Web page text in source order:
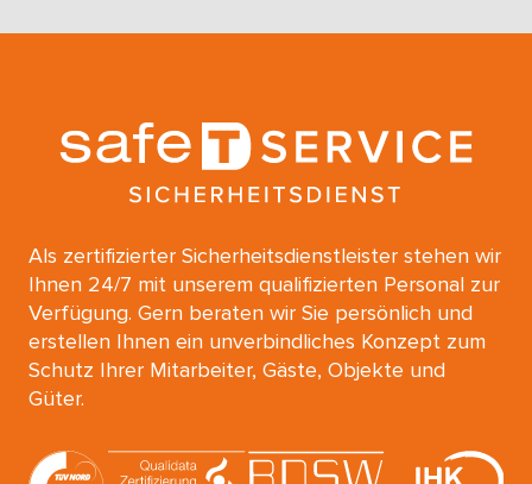
Als zertifizierter Sicherheitsdienstleister stehen wir
Ihnen 24/7 mit unserem qualifizierten Personal zur
Verfügung. Gern beraten wir Sie persönlich und
erstellen Ihnen ein unverbindliches Konzept zum
Schutz Ihrer Mitarbeiter, Gäste, Objekte und
Güter.